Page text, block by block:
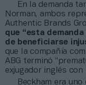
En la demanda
Norman, ambos
Authentic Brands
que “esta
de beneficiarse
que la compañía
ABG terminó
exjugador inglés con
Beckham era